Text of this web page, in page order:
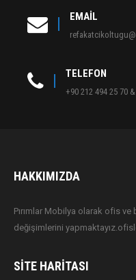
EMAIL
TELEFON
+90 212 494 25 70
HAKKIMIZDA
Pırımlar Mobilya olarak ofis ve
değişimlerini
SITE HARITASI